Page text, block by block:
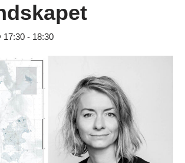
17:30 - 18:30